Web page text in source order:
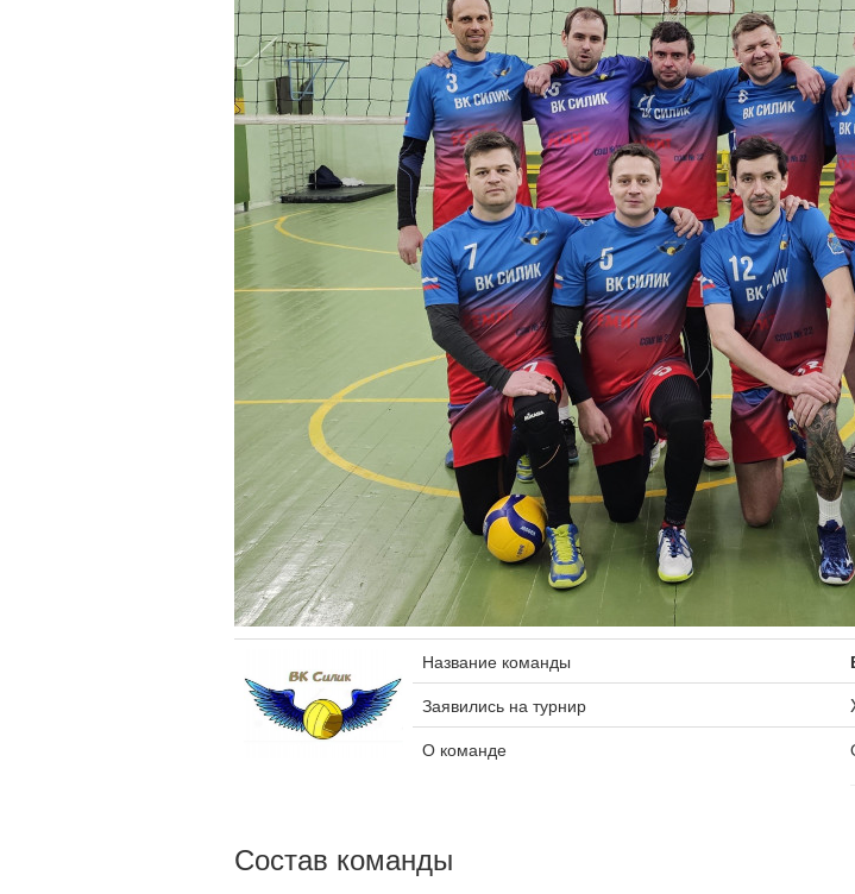
Название команды
Заявились на турнир
О команде
Состав команды